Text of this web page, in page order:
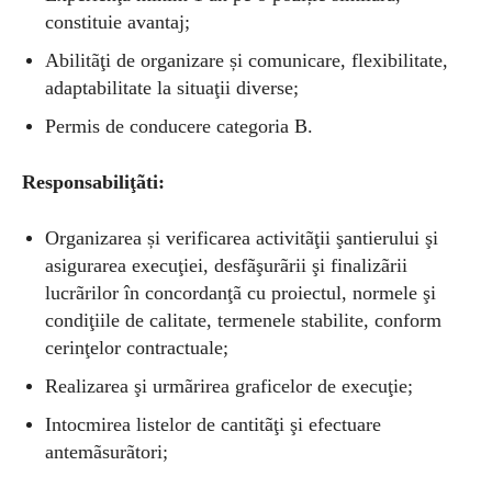
constituie avantaj;
Abilitãţi de organizare și comunicare, flexibilitate,
adaptabilitate la situaţii diverse;
Permis de conducere categoria B.
Responsabiliţãti:
Organizarea și verificarea activitãţii şantierului şi
asigurarea execuţiei, desfãşurãrii şi finalizãrii
lucrãrilor în concordanţã cu proiectul, normele şi
condiţiile de calitate, termenele stabilite, conform
cerinţelor contractuale;
Realizarea şi urmãrirea graficelor de execuţie;
Intocmirea listelor de cantitãţi şi efectuare
antemãsurãtori;